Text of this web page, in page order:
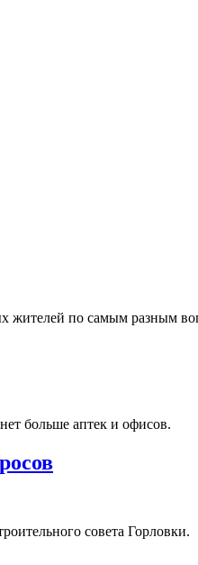
жителей по самым разным
больше аптек и офисов.
совета Горловки.